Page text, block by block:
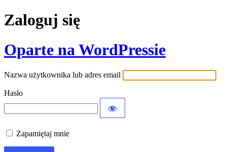
Zaloguj się
Oparte na WordPressie
Nazwa użytkownika lub adres email
Hasło
Zapamiętaj mnie